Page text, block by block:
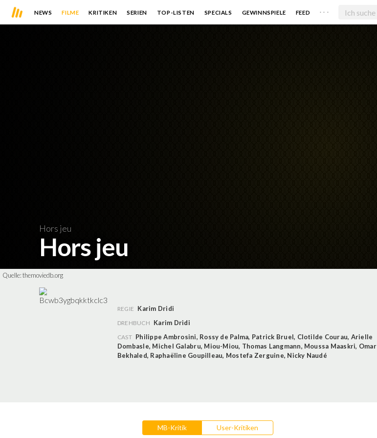
NEWS FILME KRITIKEN SERIEN TOP-LISTEN SPECIALS GEWINNSPIELE FEED . . .
Hors jeu
Hors jeu
Quelle:themoviedb.org
REGIE Karim Dridi
DREHBUCH Karim Dridi
CAST Philippe Ambrosini, Rossy de Palma, Patrick Bruel, Clotilde Courau, Arielle
Dombasle, Michel Galabru, Miou-Miou, Thomas Langmann, Moussa Maaskri, Omar
Bekhaled, Raphaëline Goupilleau, Mostefa Zerguine, Nicky Naudé
MB-Kritik User-Kritiken